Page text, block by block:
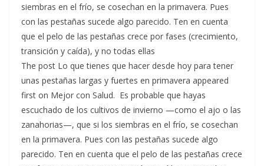
siembras en el frío, se cosechan en la primavera. Pues
con las pestañas sucede algo parecido. Ten en cuenta
que el pelo de las pestañas crece por fases (crecimiento,
transición y caída), y no todas ellas
The post Lo que tienes que hacer desde hoy para tener
unas pestañas largas y fuertes en primavera appeared
first on Mejor con Salud. Es probable que hayas
escuchado de los cultivos de invierno —como el ajo o las
zanahorias—, que si los siembras en el frío, se cosechan
en la primavera. Pues con las pestañas sucede algo
parecido. Ten en cuenta que el pelo de las pestañas crece